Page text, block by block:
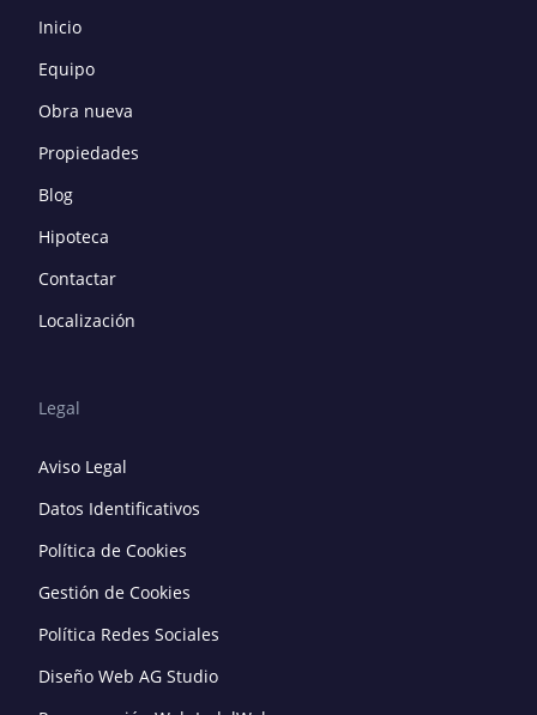
Inicio
Equipo
Obra nueva
Propiedades
Blog
Hipoteca
Contactar
Localización
Legal
Aviso Legal
Datos Identificativos
Política de Cookies
Gestión de Cookies
Política Redes Sociales
Diseño Web AG Studio